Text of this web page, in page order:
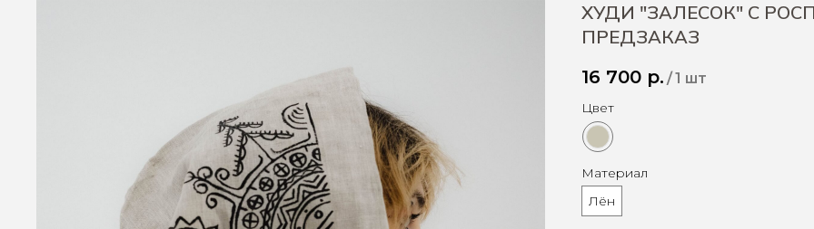
ХУДИ "ЗАЛЕСОК" С
ПРЕДЗАКАЗ
16 700 р. /1 шт
Цвет
Материал
Лён